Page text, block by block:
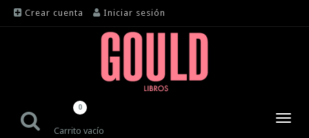
Crear cuenta Iniciar sesión
Carrito vacío
0